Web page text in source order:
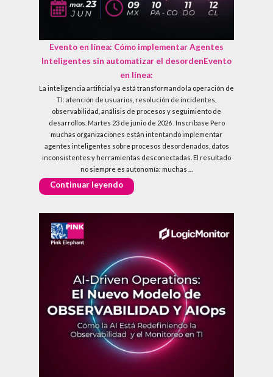
Evento en línea: Cómo implementar Agentes
Inteligentes sin automatizar el desordenEvento
en línea:
La inteligencia artificial ya está transformando la operación de
TI: atención de usuarios, resolución de incidentes,
observabilidad, análisis de procesos y seguimiento de
desarrollos. Martes 23 de junio de 2026 . Inscríbase Pero
muchas organizaciones están intentando implementar
agentes inteligentes sobre procesos desordenados, datos
inconsistentes y herramientas desconectadas. El resultado
no siempre es autonomía: muchas …
Continuar leyendo«Evento en línea: